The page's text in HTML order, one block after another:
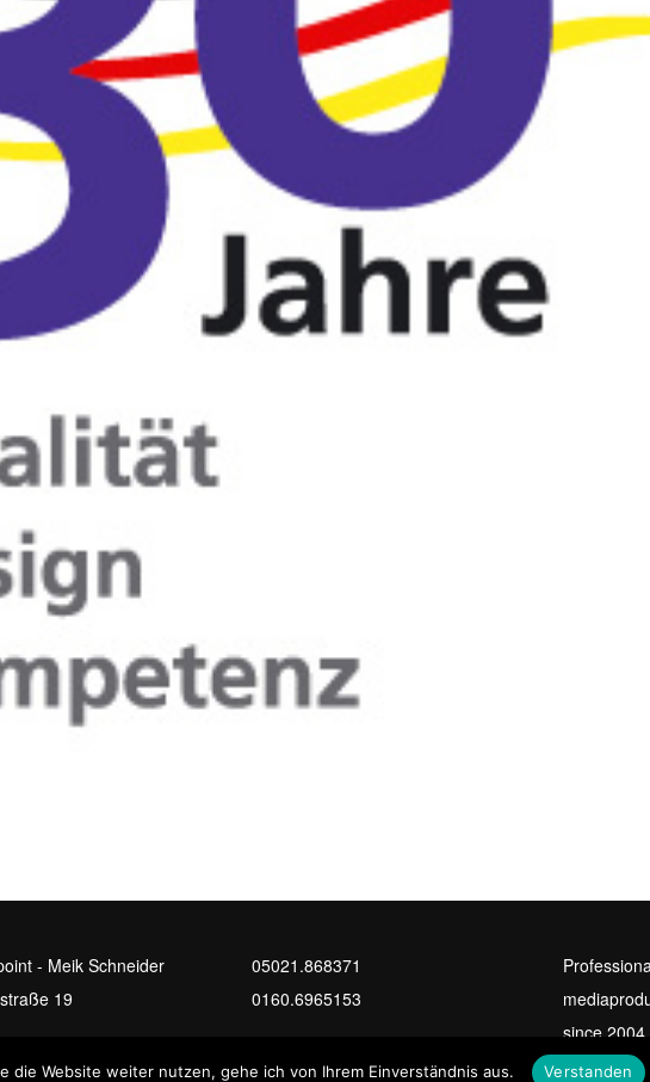
- Meik Schneider
19
05021.868371
0160.6965153
info@taylerspoint.de
since 2004
die Website weiter nutzen, gehe ich von Ihrem Einverständnis aus. Verstanden